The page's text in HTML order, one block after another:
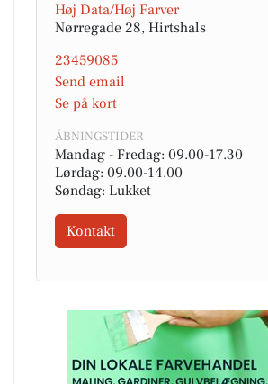
Høj Data/Høj Farver
Nørregade 28, Hirtshals
23459085
Send email
Se på kort
ÅBNINGSTIDER
Mandag - Fredag: 09.00-17.30
Lørdag: 09.00-14.00
Søndag: Lukket
Kontakt